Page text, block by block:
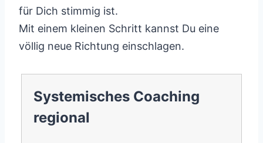
für Dich stimmig ist.
Mit einem kleinen Schritt kannst Du eine
völlig neue Richtung einschlagen.
Systemisches Coaching
regional